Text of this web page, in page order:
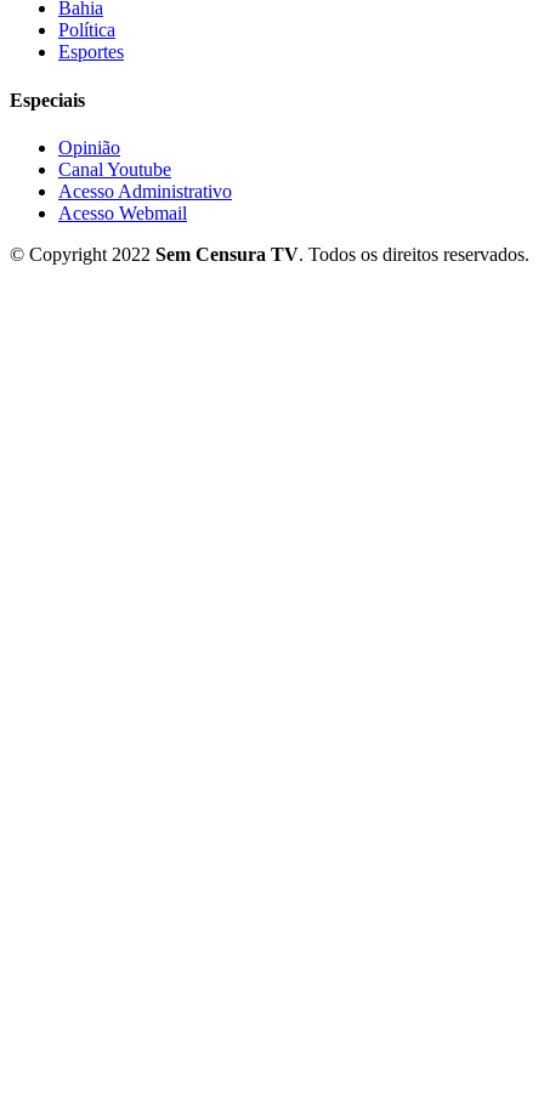
Bahia
Política
Esportes
Especiais
Opinião
Canal Youtube
Acesso Administrativo
Acesso Webmail
© Copyright 2022 Sem Censura TV. Todos os direitos reservados.